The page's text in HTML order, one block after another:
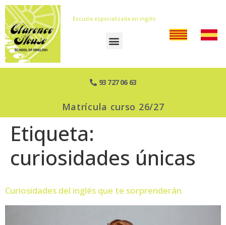
Escuela especializada en inglés
93 727 06 63
Matrícula curso 26/27
Etiqueta:
curiosidades únicas
Curiosidades del inglés que te sorprenderán